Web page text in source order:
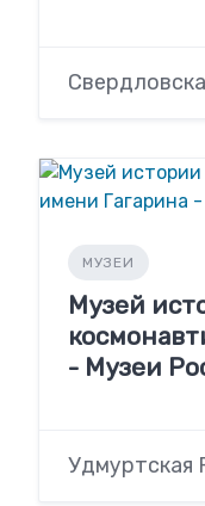
МУЗЕИ
Музей
- Музеи
Удмуртская